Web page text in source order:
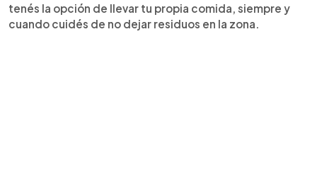
tenés la opción de llevar tu propia comida, siempre y
cuando cuidés de no dejar residuos en la zona.